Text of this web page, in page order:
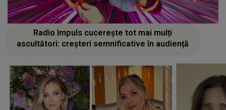
Radio Impuls cucerește tot mai mulți
ascultători: creșteri semnificative în audiență